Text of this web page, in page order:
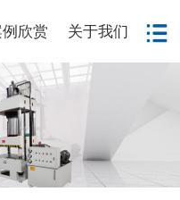
欣赏 关于我们